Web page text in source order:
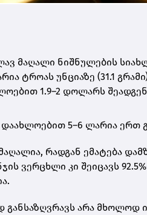
მაღალი ნიშნულების
ტროას უნციაზე (31.1
1.9–2 დოლარს
5–6 ლარია ერთ
რადგან ემატება
ვერცხლი კი შეიცავს
არა მხოლოდ